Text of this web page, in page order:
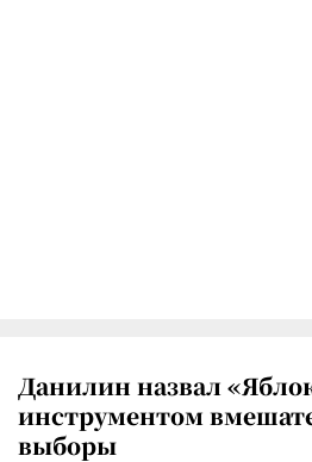
Данилин назвал
инструментом
выборы